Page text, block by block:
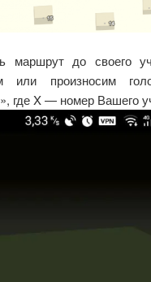
маршрут до своего
или произносим
где X — номер Вашего